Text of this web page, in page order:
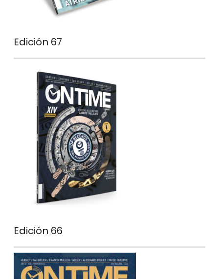
Edición 67
Edición 66